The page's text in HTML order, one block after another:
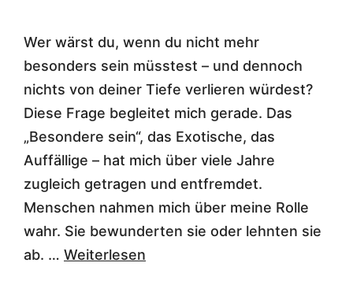
Wer wärst du, wenn du nicht mehr
besonders sein müsstest – und dennoch
nichts von deiner Tiefe verlieren würdest?
Diese Frage begleitet mich gerade. Das
„Besondere sein“, das Exotische, das
Auffällige – hat mich über viele Jahre
zugleich getragen und entfremdet.
Menschen nahmen mich über meine Rolle
wahr. Sie bewunderten sie oder lehnten sie
ab. … Weiterlesen